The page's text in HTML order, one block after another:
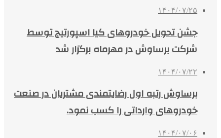
۱۴۰۴/۰۷/۲۵
جشن تحویل خودروهای کیا اسپورتیج توسط
شرکت برساوش در مهرماه برگزار شد
۱۴۰۴/۰۷/۲۲
برساوش رتبه اول رضایتمندی مشتریان در صنعت
خودروهای وارداتی را کسب نمود.
۱۴۰۴/۰۷/۰۶